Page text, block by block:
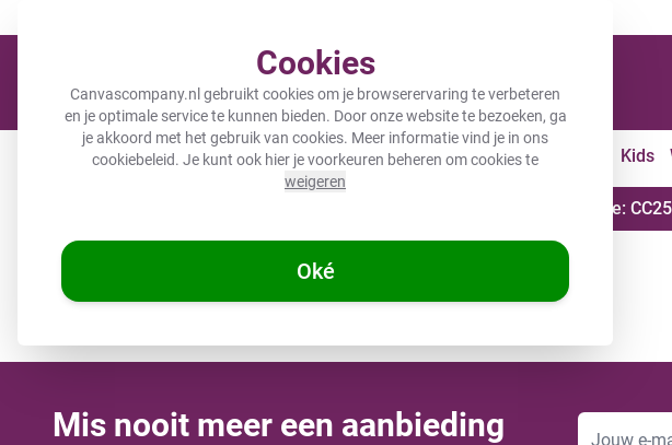
Cookies
Canvascompany.nl gebruikt cookies om je browserervaring te verbeteren
en je optimale service te kunnen bieden. Door onze website te bezoeken, ga
je akkoord met het gebruik van cookies. Meer informatie vind je in ons
cookiebeleid. Je kunt ook hier je voorkeuren beheren om cookies te
weigeren
Oké
Canvas Inductiebeschermer Wanddeco Keuken Buiten Kids
☀️ ZOMERDEALS: 25% KORTING op 1 product - Code:
Telefoonhoesje
Mis nooit meer een aanbieding E-mailadres